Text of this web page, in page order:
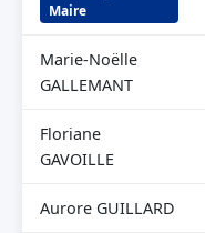
Maire
Marie-Noëlle
GALLEMANT
Floriane
GAVOILLE
Aurore GUILLARD